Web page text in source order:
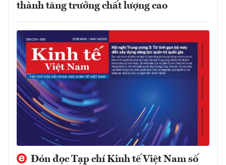
thành tăng trưởng chất lượng cao
Đón đọc Tạp chí Kinh tế Việt Nam số